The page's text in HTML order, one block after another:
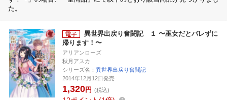
た。
異世界出戻り奮闘記 １ 〜巫女だとバレずに
帰ります！〜
アリアンローズ
秋月アスカ
シリーズ名： 異世界出戻り奮闘記
2014年12月12日発売
1,320円 (税込)